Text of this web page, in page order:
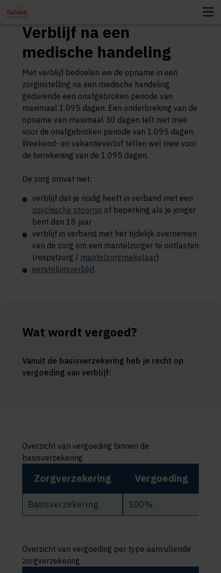
Verblijf na een
medische handeling
Met verblijf bedoelen we de opname in een
zorginstelling na een medische handeling
gedurende een onafgebroken periode van
maximaal 1.095 dagen. Een onderbreking van de
opname van maximaal 30 dagen telt niet mee
voor de onafgebroken periode van 1.095 dagen.
Weekend- en vakantieverlof tellen wel mee voor
de berekening van de 1.095 dagen.
De zorg omvat niet:
verblijf dat je nodig heeft in verband met een
psychische stoornis of beperking als je jonger
bent dan 18 jaar
verblijf in verband met het tijdelijk overnemen
van de zorg om een mantelzorger te ontlasten
(respijtzorg / mantelzorgmakelaar)
eerstelijnsverblijf
Wat wordt vergoed?
Vanuit de basisverzekering heb je recht op
vergoeding van verblijf:
Overzicht van vergoeding binnen de
basisverzekering
Zorgverzekering Vergoeding
Basisverzekering 100%
Overzicht van vergoeding per type aanvullende
zorgverzekering